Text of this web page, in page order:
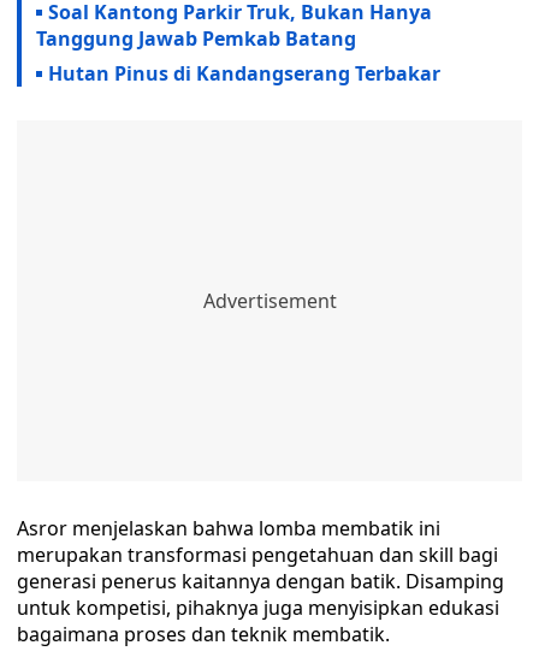
Soal Kantong Parkir Truk, Bukan Hanya
Tanggung Jawab Pemkab Batang
Hutan Pinus di Kandangserang Terbakar
Asror menjelaskan bahwa lomba membatik ini
merupakan transformasi pengetahuan dan skill bagi
generasi penerus kaitannya dengan batik. Disamping
untuk kompetisi, pihaknya juga menyisipkan edukasi
bagaimana proses dan teknik membatik.